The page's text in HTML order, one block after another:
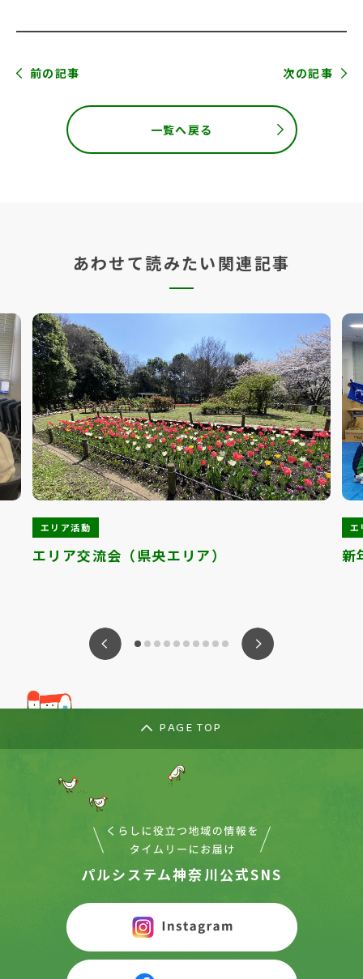
前の記事 次の記事
一覧へ戻る
あわせて読みたい関連記事
エリア活動
エリア交流会（県央エリア）
エ
新
PAGE TOP
パルシステム神奈川公式SNS